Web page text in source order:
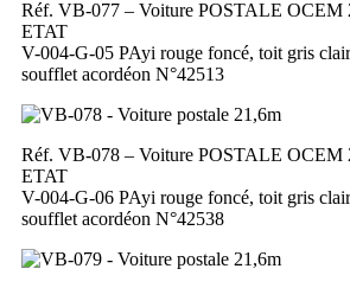
Réf. VB-077 – Voiture POSTALE OCEM
ETAT
V-004-G-05 PAyi rouge foncé, toit gris
soufflet acordéon N°42513
Réf. VB-078 – Voiture POSTALE OCEM
ETAT
V-004-G-06 PAyi rouge foncé, toit gris
soufflet acordéon N°42538